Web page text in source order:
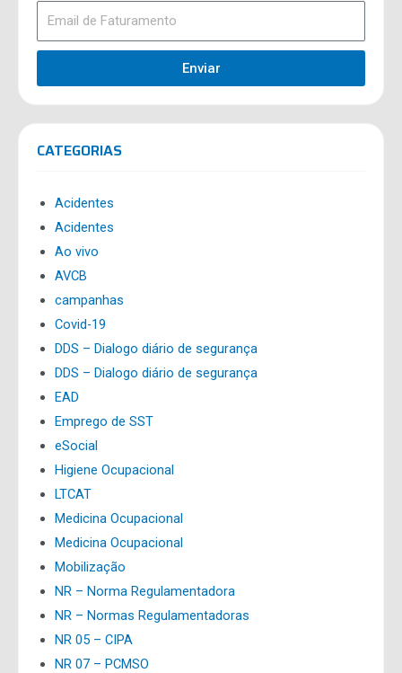
Enviar
CATEGORIAS
Acidentes
Acidentes
Ao vivo
AVCB
campanhas
Covid-19
DDS – Dialogo diário de segurança
DDS – Dialogo diário de segurança
EAD
Emprego de SST
eSocial
Higiene Ocupacional
LTCAT
Medicina Ocupacional
Medicina Ocupacional
Mobilização
NR – Norma Regulamentadora
NR – Normas Regulamentadoras
NR 05 – CIPA
NR 07 – PCMSO